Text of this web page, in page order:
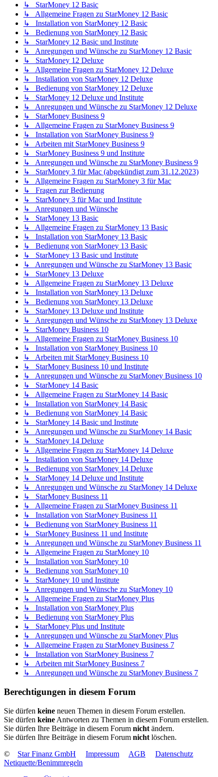
↳ StarMoney 12 Basic
↳ Allgemeine Fragen zu StarMoney 12 Basic
↳ Installation von StarMoney 12 Basic
↳ Bedienung von StarMoney 12 Basic
↳ StarMoney 12 Basic und Institute
↳ Anregungen und Wünsche zu StarMoney 12 Basic
↳ StarMoney 12 Deluxe
↳ Allgemeine Fragen zu StarMoney 12 Deluxe
↳ Installation von StarMoney 12 Deluxe
↳ Bedienung von StarMoney 12 Deluxe
↳ StarMoney 12 Deluxe und Institute
↳ Anregungen und Wünsche zu StarMoney 12 Deluxe
↳ StarMoney Business 9
↳ Allgemeine Fragen zu StarMoney Business 9
↳ Installation von StarMoney Business 9
↳ Arbeiten mit StarMoney Business 9
↳ StarMoney Business 9 und Institute
↳ Anregungen und Wünsche zu StarMoney Business 9
↳ StarMoney 3 für Mac (abgekündigt zum 31.12.2023)
↳ Allgemeine Fragen zu StarMoney 3 für Mac
↳ Fragen zur Bedienung
↳ StarMoney 3 für Mac und Institute
↳ Anregungen und Wünsche
↳ StarMoney 13 Basic
↳ Allgemeine Fragen zu StarMoney 13 Basic
↳ Installation von StarMoney 13 Basic
↳ Bedienung von StarMoney 13 Basic
↳ StarMoney 13 Basic und Institute
↳ Anregungen und Wünsche zu StarMoney 13 Basic
↳ StarMoney 13 Deluxe
↳ Allgemeine Fragen zu StarMoney 13 Deluxe
↳ Installation von StarMoney 13 Deluxe
↳ Bedienung von StarMoney 13 Deluxe
↳ StarMoney 13 Deluxe und Institute
↳ Anregungen und Wünsche zu StarMoney 13 Deluxe
↳ StarMoney Business 10
↳ Allgemeine Fragen zu StarMoney Business 10
↳ Installation von StarMoney Business 10
↳ Arbeiten mit StarMoney Business 10
↳ StarMoney Business 10 und Institute
↳ Anregungen und Wünsche zu StarMoney Business 10
↳ StarMoney 14 Basic
↳ Allgemeine Fragen zu StarMoney 14 Basic
↳ Installation von StarMoney 14 Basic
↳ Bedienung von StarMoney 14 Basic
↳ StarMoney 14 Basic und Institute
↳ Anregungen und Wünsche zu StarMoney 14 Basic
↳ StarMoney 14 Deluxe
↳ Allgemeine Fragen zu StarMoney 14 Deluxe
↳ Installation von StarMoney 14 Deluxe
↳ Bedienung von StarMoney 14 Deluxe
↳ StarMoney 14 Deluxe und Institute
↳ Anregungen und Wünsche zu StarMoney 14 Deluxe
↳ StarMoney Business 11
↳ Allgemeine Fragen zu StarMoney Business 11
↳ Installation von StarMoney Business 11
↳ Bedienung von StarMoney Business 11
↳ StarMoney Business 11 und Institute
↳ Anregungen und Wünsche zu StarMoney Business 11
↳ Allgemeine Fragen zu StarMoney 10
↳ Installation von StarMoney 10
↳ Bedienung von StarMoney 10
↳ StarMoney 10 und Institute
↳ Anregungen und Wünsche zu StarMoney 10
↳ Allgemeine Fragen zu StarMoney Plus
↳ Installation von StarMoney Plus
↳ Bedienung von StarMoney Plus
↳ StarMoney Plus und Institute
↳ Anregungen und Wünsche zu StarMoney Plus
↳ Allgemeine Fragen zu StarMoney Business 7
↳ Installation von StarMoney Business 7
↳ Arbeiten mit StarMoney Business 7
↳ Anregungen und Wünsche zu StarMoney Business 7
Berechtigungen in diesem Forum
Sie dürfen keine neuen Themen in diesem Forum erstellen.
Sie dürfen keine Antworten zu Themen in diesem Forum erstellen.
Sie dürfen Ihre Beiträge in diesem Forum nicht ändern.
Sie dürfen Ihre Beiträge in diesem Forum nicht löschen.
©
Star Finanz GmbH Impressum AGB
Datenschutz
Netiquette/Benimmregeln